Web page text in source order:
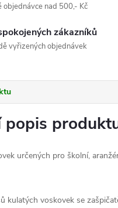
objednávce nad 500,- Kč
zákazníků
vyřizených objednávek
popis
určených pro školní,
kulatých voskovek se